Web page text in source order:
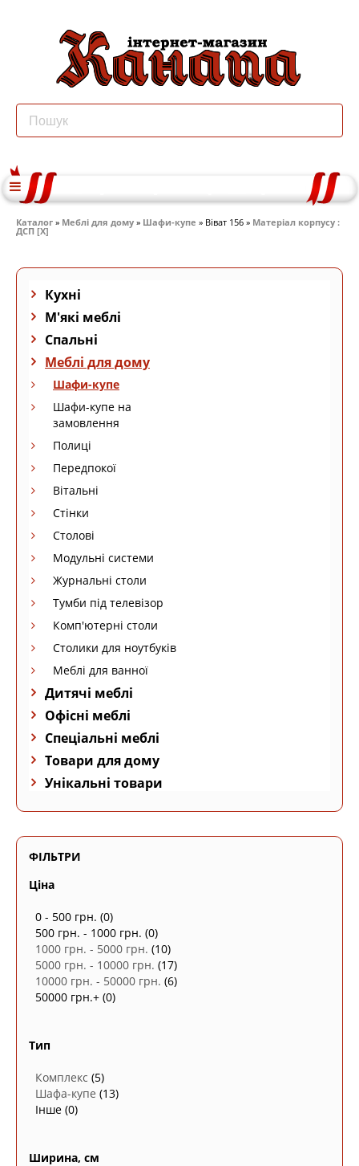
Каталог » Меблі для дому » Шафи-купе » Віват 156 » Матеріал корпусу :
ДСП [X]
Кухні
М'які меблі
Спальні
Меблі для дому
Шафи-купе
Шафи-купе на
замовлення
Полиці
Передпокої
Вітальні
Стінки
Столові
Модульні системи
Журнальні столи
Тумби під телевізор
Комп'ютерні столи
Столики для ноутбуків
Меблі для ванної
Дитячі меблі
Офісні меблі
Спеціальні меблі
Товари для дому
Унікальні товари
ФІЛЬТРИ
Ціна
0 - 500 грн. (0)
500 грн. - 1000 грн. (0)
1000 грн. - 5000 грн. (10)
5000 грн. - 10000 грн. (17)
10000 грн. - 50000 грн. (6)
50000 грн.+ (0)
Тип
Комплекс (5)
Шафа-купе (13)
Інше (0)
Ширина, см